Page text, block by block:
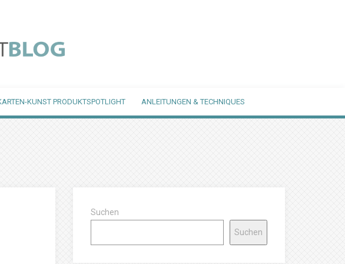
KUNST PRODUKTSPOTLIGHT ANLEITUNGEN & TECHNIQUES
Suchen
Suchen